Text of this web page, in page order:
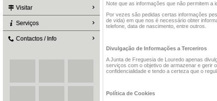
Visitar
Serviços
Contactos / Info
Note que as informações que não permitem a
Por vezes são pedidas certas informações
de vida) em que nos é necessário obter
telefone, data de nascimento, entre outros.
Divulgação de Informações a Terceriros
A Junta de Freguesia de Louredo apenas
serviços com o objetivo de armazenar e gerir
confidencialidade e tendo a certeza que o
Política de Cookies